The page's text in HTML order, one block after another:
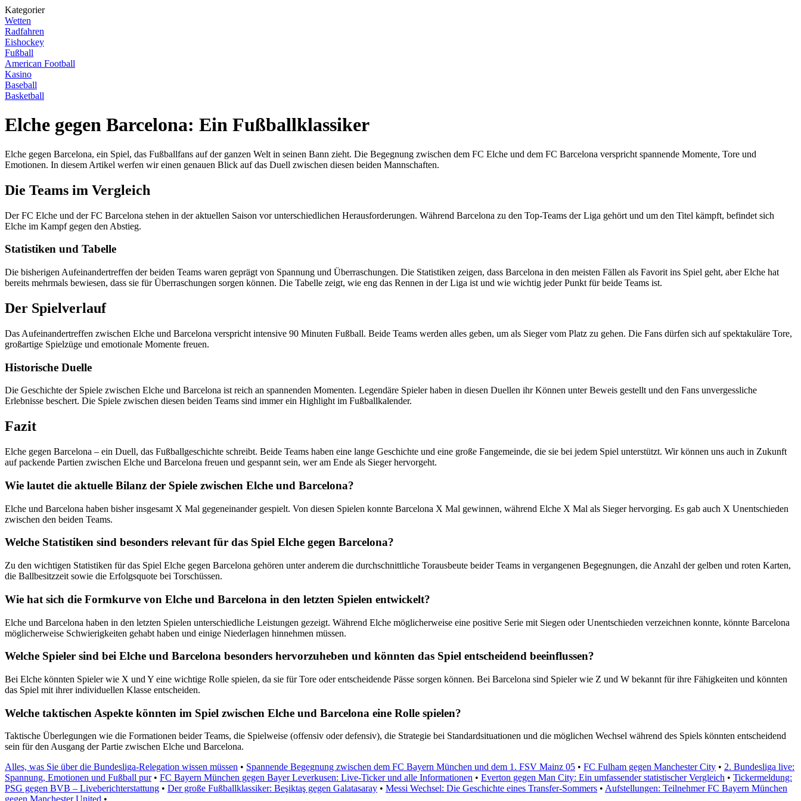
Kategorier
Wetten
Radfahren
Eishockey
Fußball
American Football
Kasino
Baseball
Basketball
Elche gegen Barcelona: Ein Fußballklassiker
Elche gegen Barcelona, ein Spiel, das Fußballfans auf der ganzen Welt in seinen Bann zieht. Die Begegnung zwischen dem FC Elche und dem FC Barcelona verspricht spannende Momente, Tore und
Emotionen. In diesem Artikel werfen wir einen genauen Blick auf das Duell zwischen diesen beiden Mannschaften.
Die Teams im Vergleich
Der FC Elche und der FC Barcelona stehen in der aktuellen Saison vor unterschiedlichen Herausforderungen. Während Barcelona zu den Top-Teams der Liga gehört und um den Titel kämpft, befindet sich
Elche im Kampf gegen den Abstieg.
Statistiken und Tabelle
Die bisherigen Aufeinandertreffen der beiden Teams waren geprägt von Spannung und Überraschungen. Die Statistiken zeigen, dass Barcelona in den meisten Fällen als Favorit ins Spiel geht, aber Elche hat
bereits mehrmals bewiesen, dass sie für Überraschungen sorgen können. Die Tabelle zeigt, wie eng das Rennen in der Liga ist und wie wichtig jeder Punkt für beide Teams ist.
Der Spielverlauf
Das Aufeinandertreffen zwischen Elche und Barcelona verspricht intensive 90 Minuten Fußball. Beide Teams werden alles geben, um als Sieger vom Platz zu gehen. Die Fans dürfen sich auf spektakuläre Tore,
großartige Spielzüge und emotionale Momente freuen.
Historische Duelle
Die Geschichte der Spiele zwischen Elche und Barcelona ist reich an spannenden Momenten. Legendäre Spieler haben in diesen Duellen ihr Können unter Beweis gestellt und den Fans unvergessliche
Erlebnisse beschert. Die Spiele zwischen diesen beiden Teams sind immer ein Highlight im Fußballkalender.
Fazit
Elche gegen Barcelona – ein Duell, das Fußballgeschichte schreibt. Beide Teams haben eine lange Geschichte und eine große Fangemeinde, die sie bei jedem Spiel unterstützt. Wir können uns auch in Zukunft
auf packende Partien zwischen Elche und Barcelona freuen und gespannt sein, wer am Ende als Sieger hervorgeht.
Wie lautet die aktuelle Bilanz der Spiele zwischen Elche und Barcelona?
Elche und Barcelona haben bisher insgesamt X Mal gegeneinander gespielt. Von diesen Spielen konnte Barcelona X Mal gewinnen, während Elche X Mal als Sieger hervorging. Es gab auch X Unentschieden
zwischen den beiden Teams.
Welche Statistiken sind besonders relevant für das Spiel Elche gegen Barcelona?
Zu den wichtigen Statistiken für das Spiel Elche gegen Barcelona gehören unter anderem die durchschnittliche Torausbeute beider Teams in vergangenen Begegnungen, die Anzahl der gelben und roten Karten,
die Ballbesitzzeit sowie die Erfolgsquote bei Torschüssen.
Wie hat sich die Formkurve von Elche und Barcelona in den letzten Spielen entwickelt?
Elche und Barcelona haben in den letzten Spielen unterschiedliche Leistungen gezeigt. Während Elche möglicherweise eine positive Serie mit Siegen oder Unentschieden verzeichnen konnte, könnte Barcelona
möglicherweise Schwierigkeiten gehabt haben und einige Niederlagen hinnehmen müssen.
Welche Spieler sind bei Elche und Barcelona besonders hervorzuheben und könnten das Spiel entscheidend beeinflussen?
Bei Elche könnten Spieler wie X und Y eine wichtige Rolle spielen, da sie für Tore oder entscheidende Pässe sorgen können. Bei Barcelona sind Spieler wie Z und W bekannt für ihre Fähigkeiten und könnten
das Spiel mit ihrer individuellen Klasse entscheiden.
Welche taktischen Aspekte könnten im Spiel zwischen Elche und Barcelona eine Rolle spielen?
Taktische Überlegungen wie die Formationen beider Teams, die Spielweise (offensiv oder defensiv), die Strategie bei Standardsituationen und die möglichen Wechsel während des Spiels könnten entscheidend
sein für den Ausgang der Partie zwischen Elche und Barcelona.
Alles, was Sie über die Bundesliga-Relegation wissen müssen • Spannende Begegnung zwischen dem FC Bayern München und dem 1. FSV Mainz 05 • FC Fulham gegen Manchester City • 2. Bundesliga live:
Spannung, Emotionen und Fußball pur• FC Bayern München gegen Bayer Leverkusen: Live-Ticker und alle Informationen • Everton gegen Man City: Ein umfassender statistischer Vergleich • Tickermeldung:
PSG gegen BVB – Liveberichterstattung • Der große Fußballklassiker: Beşiktaş gegen Galatasaray • Messi Wechsel: Die Geschichte eines Transfer-Sommers • Aufstellungen: Teilnehmer FC Bayern München